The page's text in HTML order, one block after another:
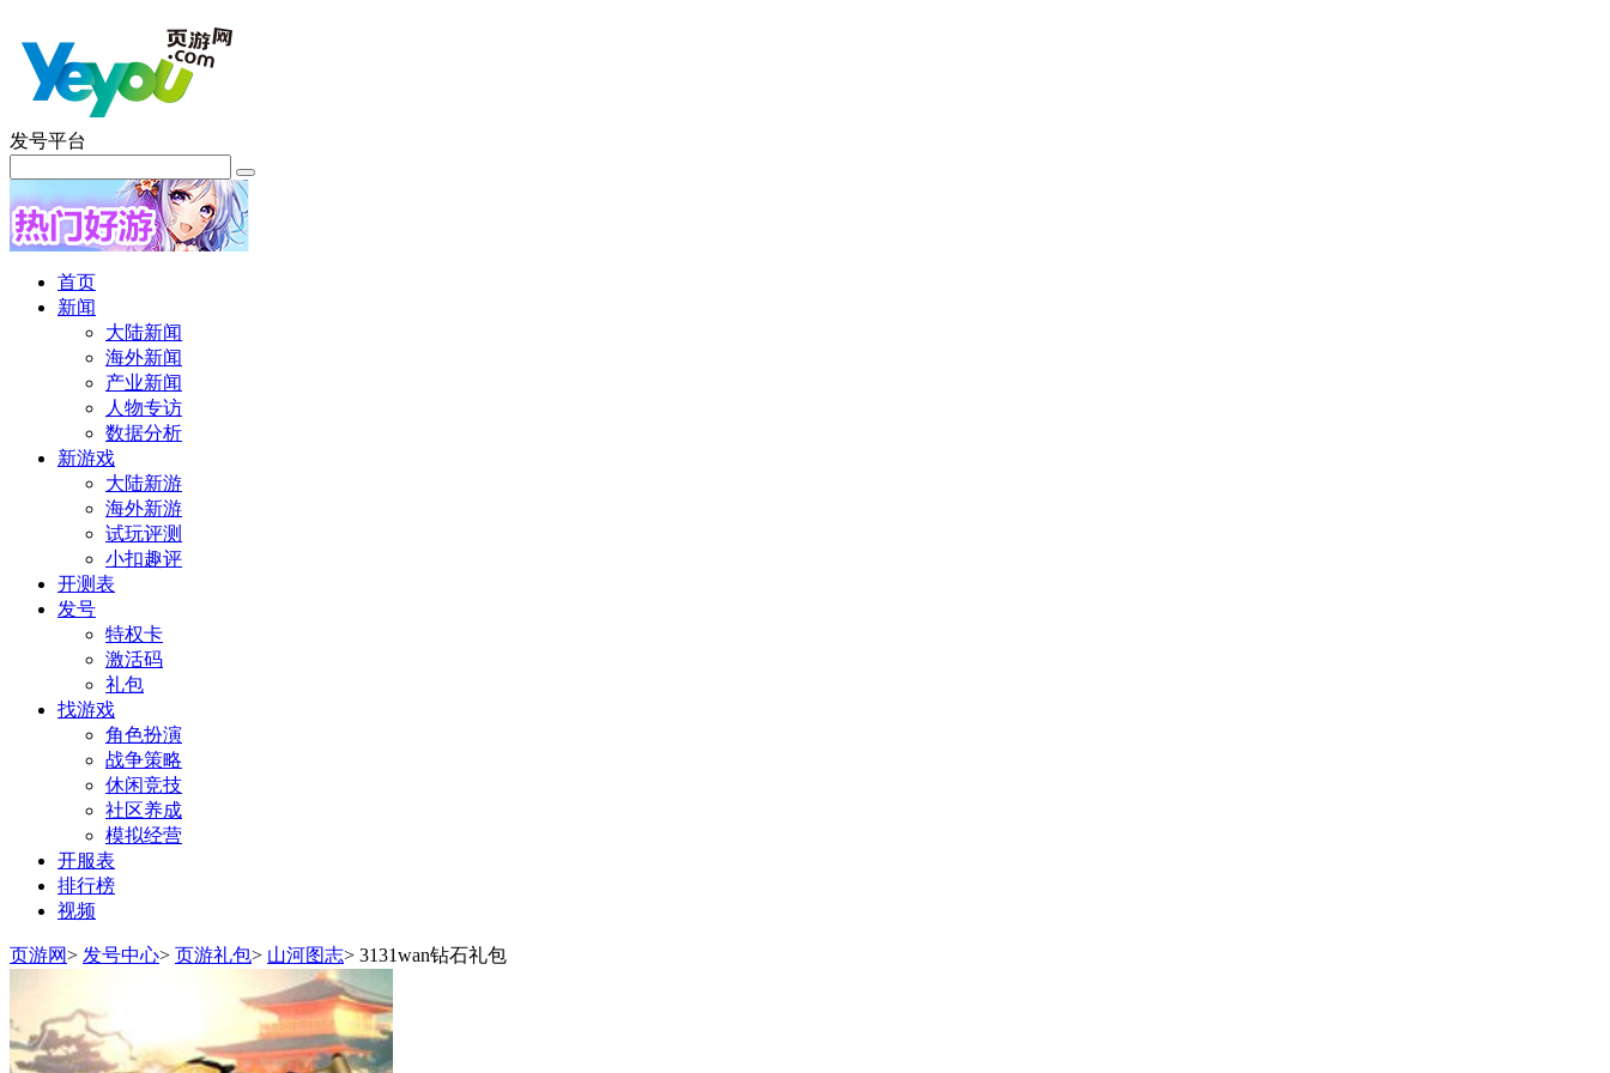
发号平台
首页
新闻
大陆新闻
海外新闻
产业新闻
人物专访
数据分析
新游戏
大陆新游
海外新游
试玩评测
小扣趣评
开测表
发号
特权卡
激活码
礼包
找游戏
角色扮演
战争策略
休闲竞技
社区养成
模拟经营
开服表
排行榜
视频
页游网> 发号中心> 页游礼包> 山河图志> 3131wan钻石礼包